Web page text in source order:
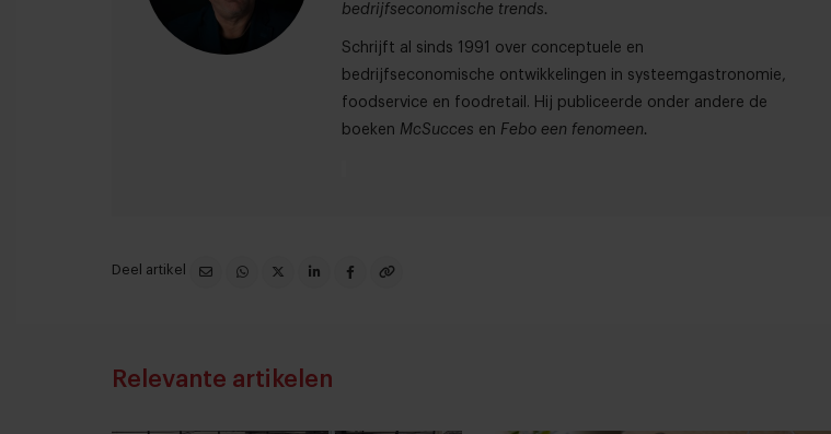
bedrijfseconomische trends.
Schrijft al sinds 1991 over conceptuele en
bedrijfseconomische ontwikkelingen in systeemgastronomie,
foodservice en foodretail. Hij publiceerde onder andere de
boeken McSucces en Febo een fenomeen.
Deel artikel
Relevante artikelen